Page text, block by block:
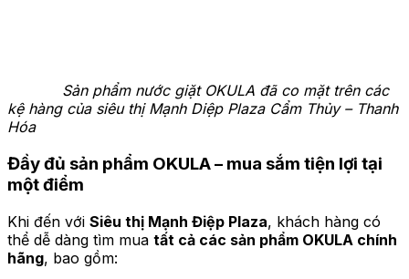
Sản phẩm nước giặt OKULA đã co mặt trên các
kệ hàng của siêu thị Mạnh Diệp Plaza Cẩm Thủy – Thanh
Hóa
Đầy đủ sản phẩm OKULA – mua sắm tiện lợi tại
một điểm
Khi đến với Siêu thị Mạnh Điệp Plaza, khách hàng có
thể dễ dàng tìm mua tất cả các sản phẩm OKULA chính
hãng, bao gồm: